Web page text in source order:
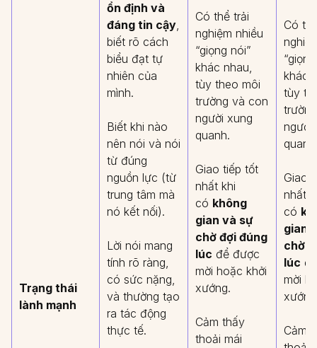
Trạng thái
lành mạnh
ổn định và
đáng tin cậy,
biết rõ cách
biểu đạt tự
nhiên của
mình.
Biết khi nào
nên nói và nói
từ đúng
nguồn lực (từ
trung tâm mà
nó kết nối).
Lời nói mang
tính rõ ràng,
có sức nặng,
và thường tạo
ra tác động
thực tế.
Có thể trải
nghiệm nhiều
“giọng nói”
khác nhau,
tùy theo môi
trường và con
người xung
quanh.
Giao tiếp tốt
nhất khi
có không
gian và sự
chờ đợi đúng
lúc để được
mời hoặc khởi
xướng.
Cảm thấy
thoải mái
Có
khác
tùy
người
Giao
nhất
có
gian
chờ
lúc
mời
Cảm